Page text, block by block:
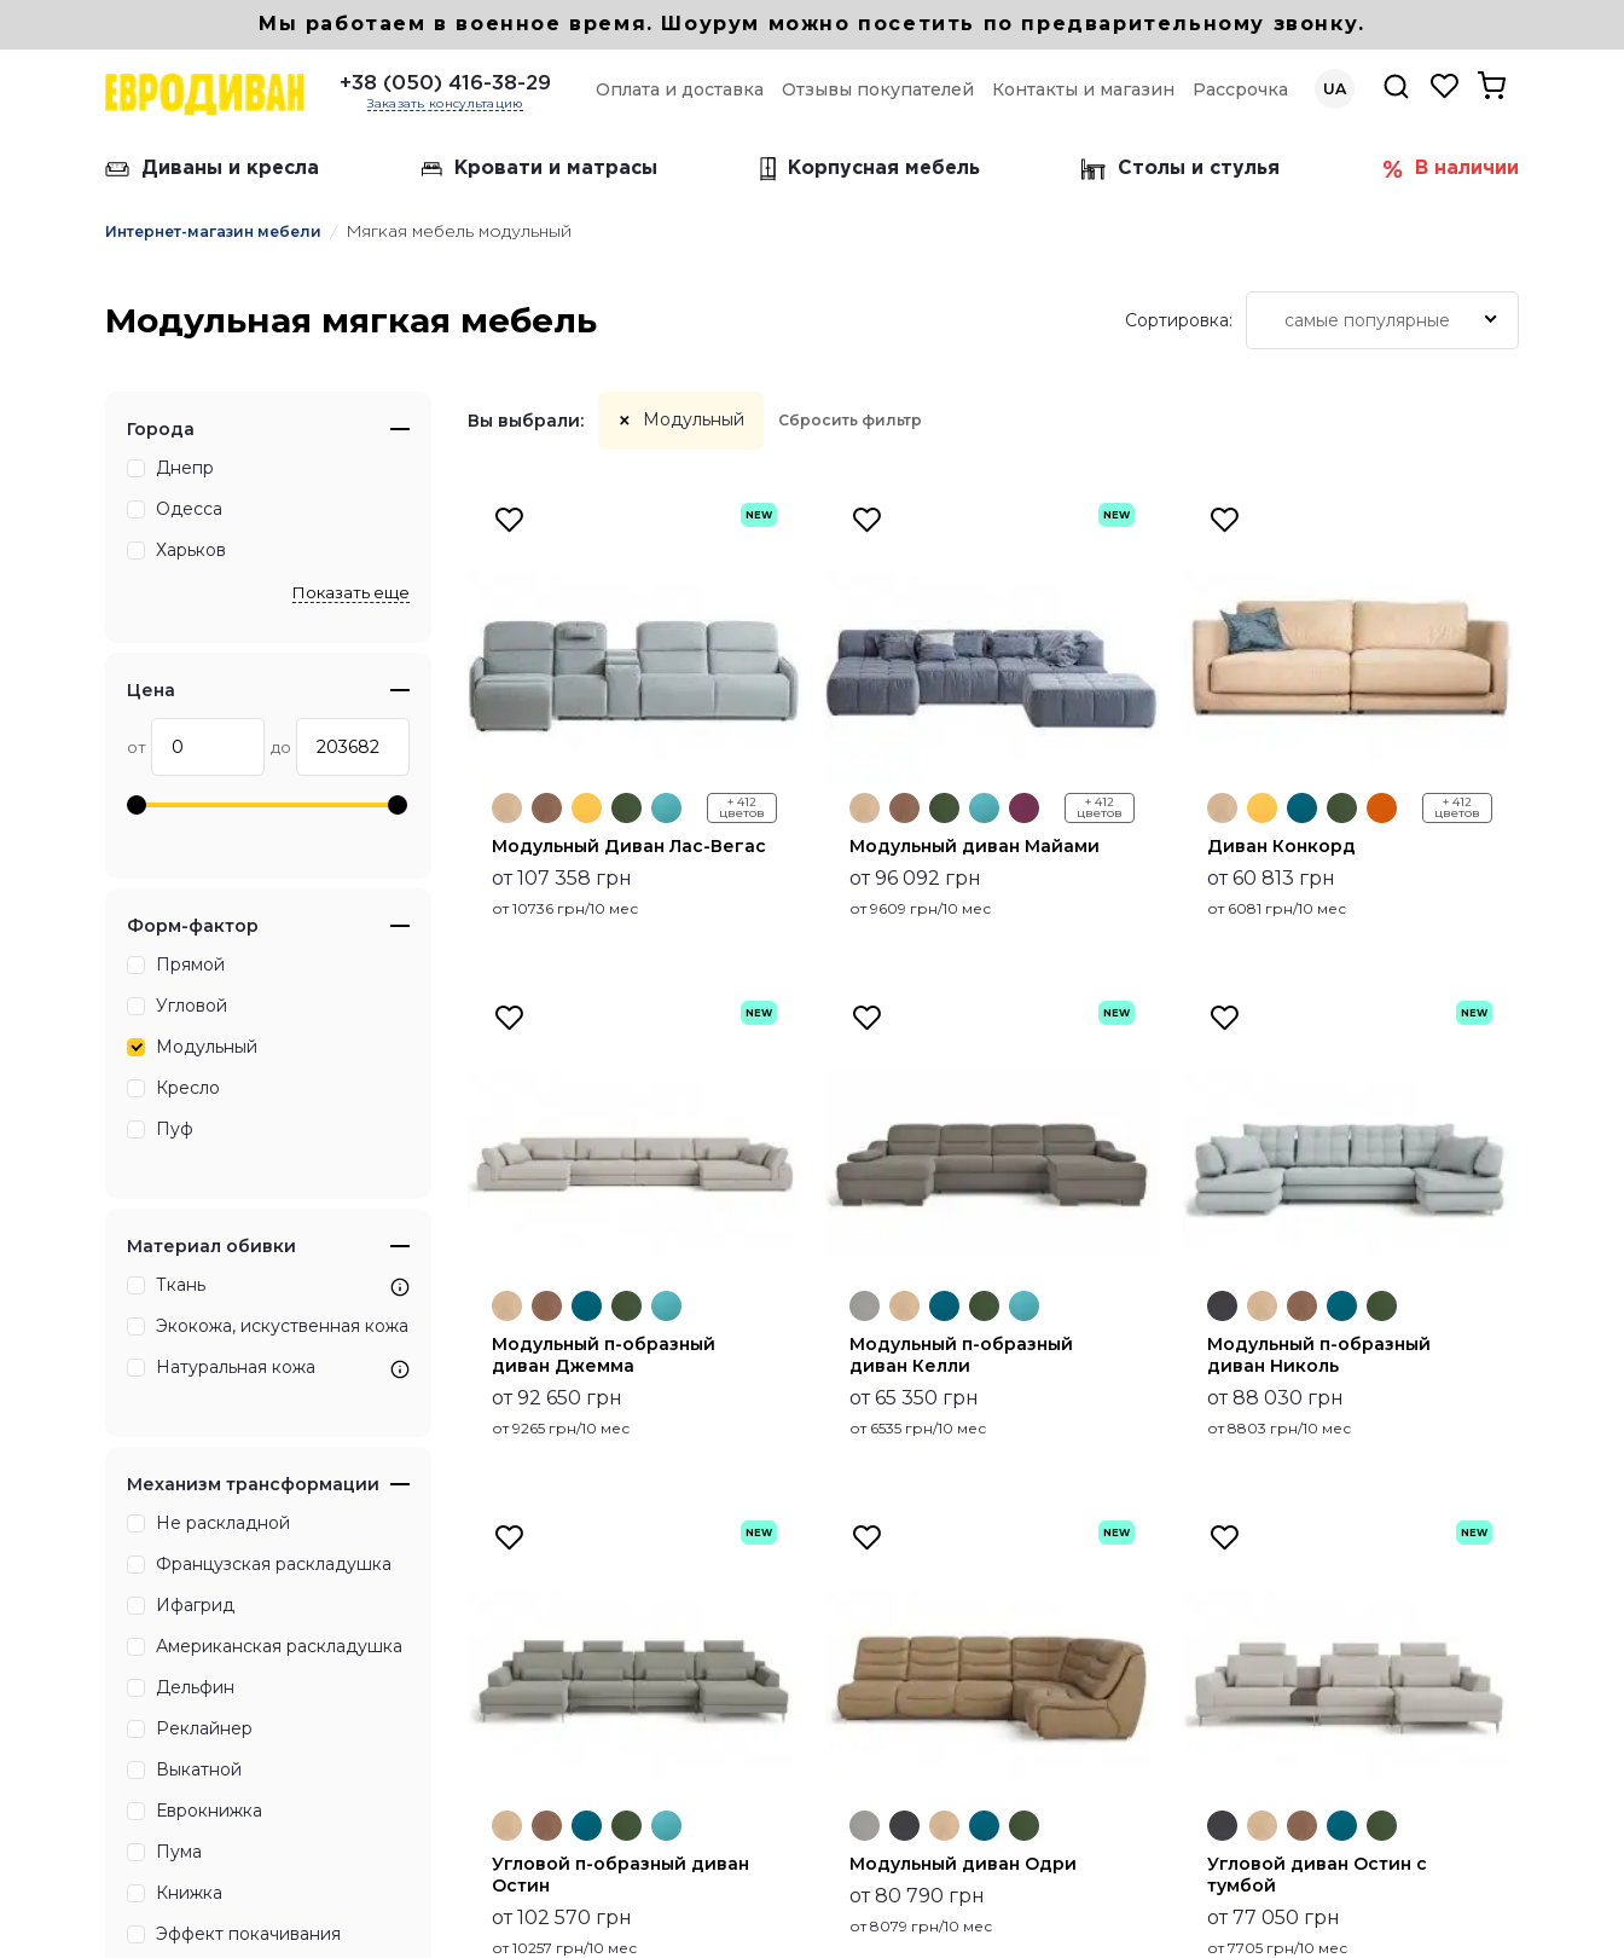
Мы работаем в военное время. Шоурум можно посетить по предварительному звонку.
+38 (050) 416-38-29
Заказать консультацию
Оплата и доставка Отзывы покупателей Контакты и магазин Рассрочка UA
Диваны и кресла
Диван прямой в гостиную
Кровати и матрасы Корпусная мебель Столы и стулья В наличии
Интернет-магазин мебели Мягкая мебель модульный
Модульная мягкая мебель Сортировка: самые популярные
Города
Днепр
Одесса
Харьков
Показать еще
Цена
от до
Форм-фактор
Прямой
Угловой
Модульный
Кресло
Пуф
Материал обивки
Ткань
Экокожа, искуственная кожа
Натуральная кожа
Механизм трансформации
Не раскладной
Французская раскладушка
Ифагрид
Американская раскладушка
Дельфин
Реклайнер
Выкатной
Еврокнижка
Пума
Книжка
Эффект покачивания
Вы выбрали: × Модульный Сбросить фильтр
NEW
+ 412
цветов
Модульный Диван Лас-Вегас
от 107 358 грн
от10736 грн/10 мес
NEW
+ 412
цветов
Модульный диван Майами
от 96 092 грн
от9609 грн/10 мес
+ 412
цветов
Диван Конкорд
от 60 813 грн
от 6081 грн/10 мес
NEW
Модульный п-образный
диван Джемма
от 92 650 грн
от9265 грн/10 мес
NEW
Модульный п-образный
диван Келли
от 65 350 грн
от 6535грн/10 мес
NEW
Модульный п-образный
диван Николь
от 88 030 грн
от8803 грн/10 мес
NEW
Угловой п-образный диван
Остин
от 102 570 грн
от10257 грн/10 мес
NEW
Модульный диван Одри
от 80 790 грн
от8079 грн/10 мес
NEW
Угловой диван Остин с
тумбой
от 77 050 грн
от7705грн/10 мес